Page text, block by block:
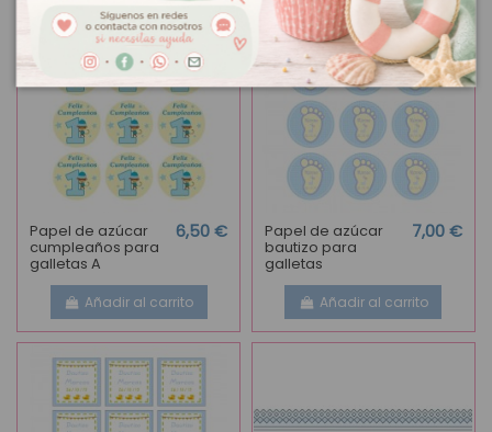
Papel de azúcar
cumpleaños para
galletas A
6,50 €
Añadir al carrito
Papel de azúcar
bautizo para
galletas
7,00 €
Añadir al carrito